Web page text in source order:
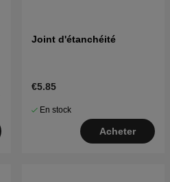
Joint d'étanchéité
€5.85
En stock
Acheter